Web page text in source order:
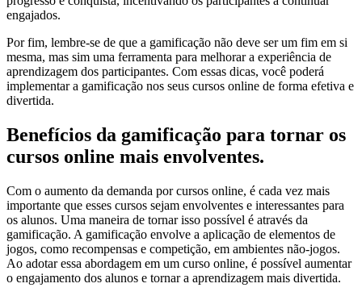
engajados.
Por fim, lembre-se de que a gamificação não deve ser um fim em si
mesma, mas sim uma ferramenta para melhorar a experiência de
aprendizagem dos participantes. Com essas dicas, você poderá
implementar a gamificação nos seus cursos online de forma efetiva e
divertida.
Benefícios da gamificação para tornar os
cursos online mais envolventes.
Com o aumento da demanda por cursos online, é cada vez mais
importante que esses cursos sejam envolventes e interessantes para
os alunos. Uma maneira de tornar isso possível é através da
gamificação. A gamificação envolve a aplicação de elementos de
jogos, como recompensas e competição, em ambientes não-jogos.
Ao adotar essa abordagem em um curso online, é possível aumentar
o engajamento dos alunos e tornar a aprendizagem mais divertida.